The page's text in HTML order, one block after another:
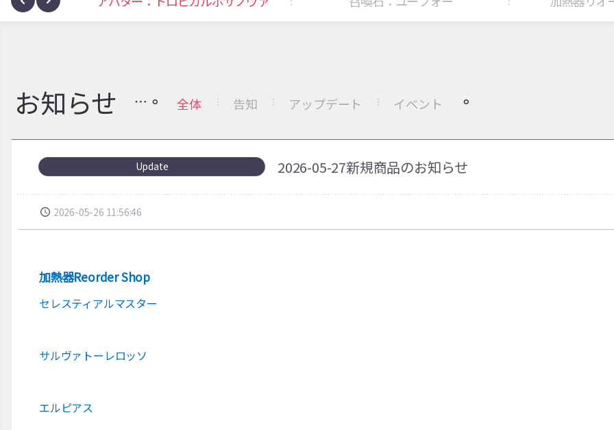
お知らせ 全体 告知 アップデート イベント
Update 2026-05-27新規商品のお知らせ
2026-05-26 11:56:46
加熱器Reorder Shop
セレスティアルマスター
サルヴァトーレロッソ
エルピアス